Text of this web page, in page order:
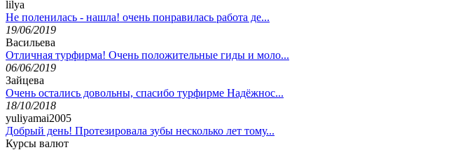
lilya
Не поленилась - нашла! очень понравилась работа де...
19/06/2019
Васильева
Отличная турфирма! Очень положительные гиды и моло...
06/06/2019
Зайцева
Очень остались довольны, спасибо турфирме Надёжнос...
18/10/2018
yuliyamai2005
Добрый день! Протезировала зубы несколько лет тому...
Курсы валют